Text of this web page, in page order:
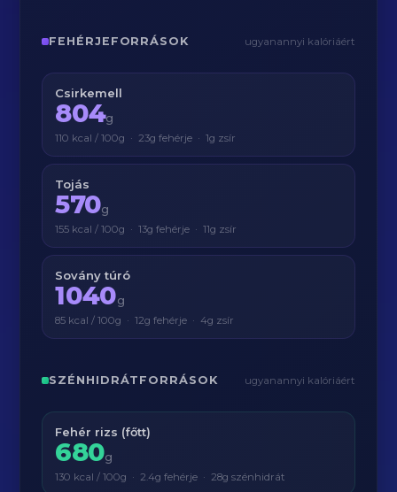
FEHÉRJEFORRÁSOK ugyanannyi kalóriáért
Csirkemell
804g
110 kcal / 100g · 23g fehérje · 1g zsír
Tojás
570g
155 kcal / 100g · 13g fehérje · 11g zsír
Sovány túró
1040g
85 kcal / 100g · 12g fehérje · 4g zsír
SZÉNHIDRÁTFORRÁSOK ugyanannyi kalóriáért
Fehér rizs (főtt)
680g
130 kcal / 100g · 2.4g fehérje · 28g szénhidrát